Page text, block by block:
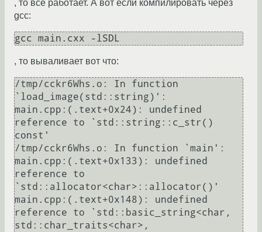
, то всё работает. А вот если компилировать через
gcc:
, то вываливает вот что:
/tmp/cckr6Whs.o: In function
`load_image(std::string)':
main.cpp:(.text+0x24): undefined
reference to `std::string::c_str()
const'
/tmp/cckr6Whs.o: In function `main':
main.cpp:(.text+0x133): undefined
reference to
`std::allocator<char>::allocator()'
main.cpp:(.text+0x148): undefined
reference to `std::basic_string<char,
std::char_traits<char>,